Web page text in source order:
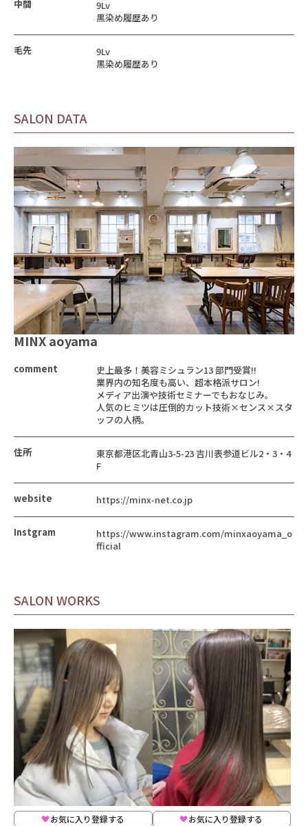
中間
9Lv
黒染め履歴あり
毛先
9Lv
黒染め履歴あり
SALON DATA
MINX aoyama
comment
史上最多！美容ミシュラン13 部門受賞!!
業界内の知名度も高い、超本格派サロン!
メディア出演や技術セミナーでもおなじみ。
人気のヒミツは圧倒的カット技術×センス×スタ
ッフの人柄。
住所
東京都港区北青山3-5-23 吉川表参道ビル2・3・4
F
website https://minx-net.co.jp
Instgram
https://www.instagram.com/minxaoyama_o
fficial
SALON WORKS
お気に入り登録する
お気に入り登録する